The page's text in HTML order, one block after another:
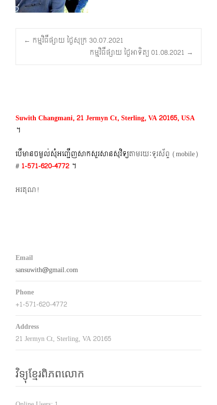
Post
navigation
← កម្មវិធីផ្សាយ ថ្ងៃសុក្រ 30.07.2021
កម្មវិធីផ្សាយ ថ្ងៃអាទិត្យ 01.08.2021 →
Suwith Changmani, 21 Jermyn Ct, Sterling, VA 20165, USA
។​
បើមានចម្ងល់​សុំអញ្ជើញសាកសួរសានសុវិទ្យតាមរយៈទូរស័ព្ទ​ (mobile)​
# 1-571-620-4772​ ។
អរគុណ!
Email
sansuwith@gmail.com
Phone
+1-571-620-4772
Address
21 Jermyn Ct, Sterling, VA 20165
វិទ្យុខ្មែរពិភពលោក